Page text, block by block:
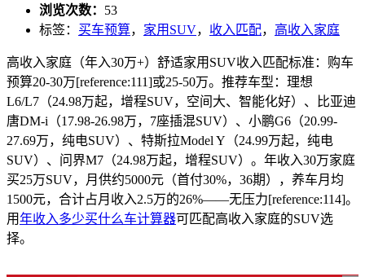
浏览次数： 53
标签： 买车预算， 家用SUV， 收入匹配， 高收入家庭
高收入家庭（年入30万+）舒适家用SUV收入匹配标准：购车
预算20-30万[reference:111]或25-50万。推荐车型：理想
L6/L7（24.98万起，增程SUV，空间大、智能化好）、比亚迪
唐DM-i（17.98-26.98万，7座插混SUV）、小鹏G6（20.99-
27.69万，纯电SUV）、特斯拉Model Y（24.99万起，纯电
SUV）、问界M7（24.98万起，增程SUV）。年收入30万家庭
买25万SUV，月供约5000元（首付30%，36期），养车月均
1500元，合计占月收入2.5万的26%——无压力[reference:114]。
用年收入多少买什么车计算器可匹配高收入家庭的SUV选
择。